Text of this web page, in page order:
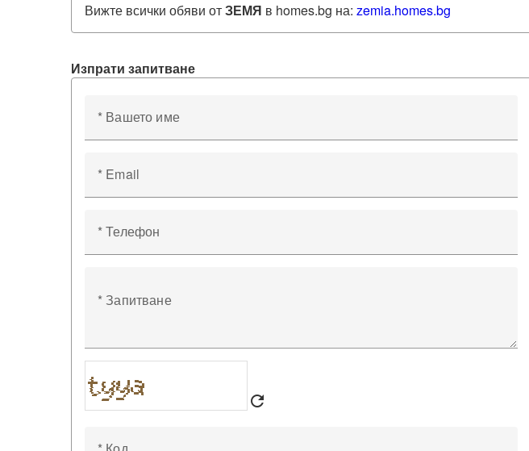
Вижте всички обяви отЗЕМЯ в homes.bg на: zemia.homes.bg
Изпрати запитване
* Вашето име
* Email
* Телефон
* Запитване
refresh